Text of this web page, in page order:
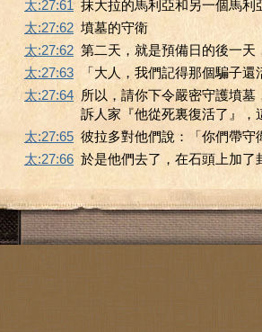
太:27:61 抹大拉的馬利亞和另一個馬
太:27:62 墳墓的守衛
太:27:62 第二天，就是預備日的後一
太:27:63
「大人，我們記得那個騙子
太:27:64 所以，請你下令嚴密守護墳
訴人家『他從死裏復活了』
太:27:65 彼拉多對他們說：「你們帶
太:27:66 於是他們去了，在石頭上加